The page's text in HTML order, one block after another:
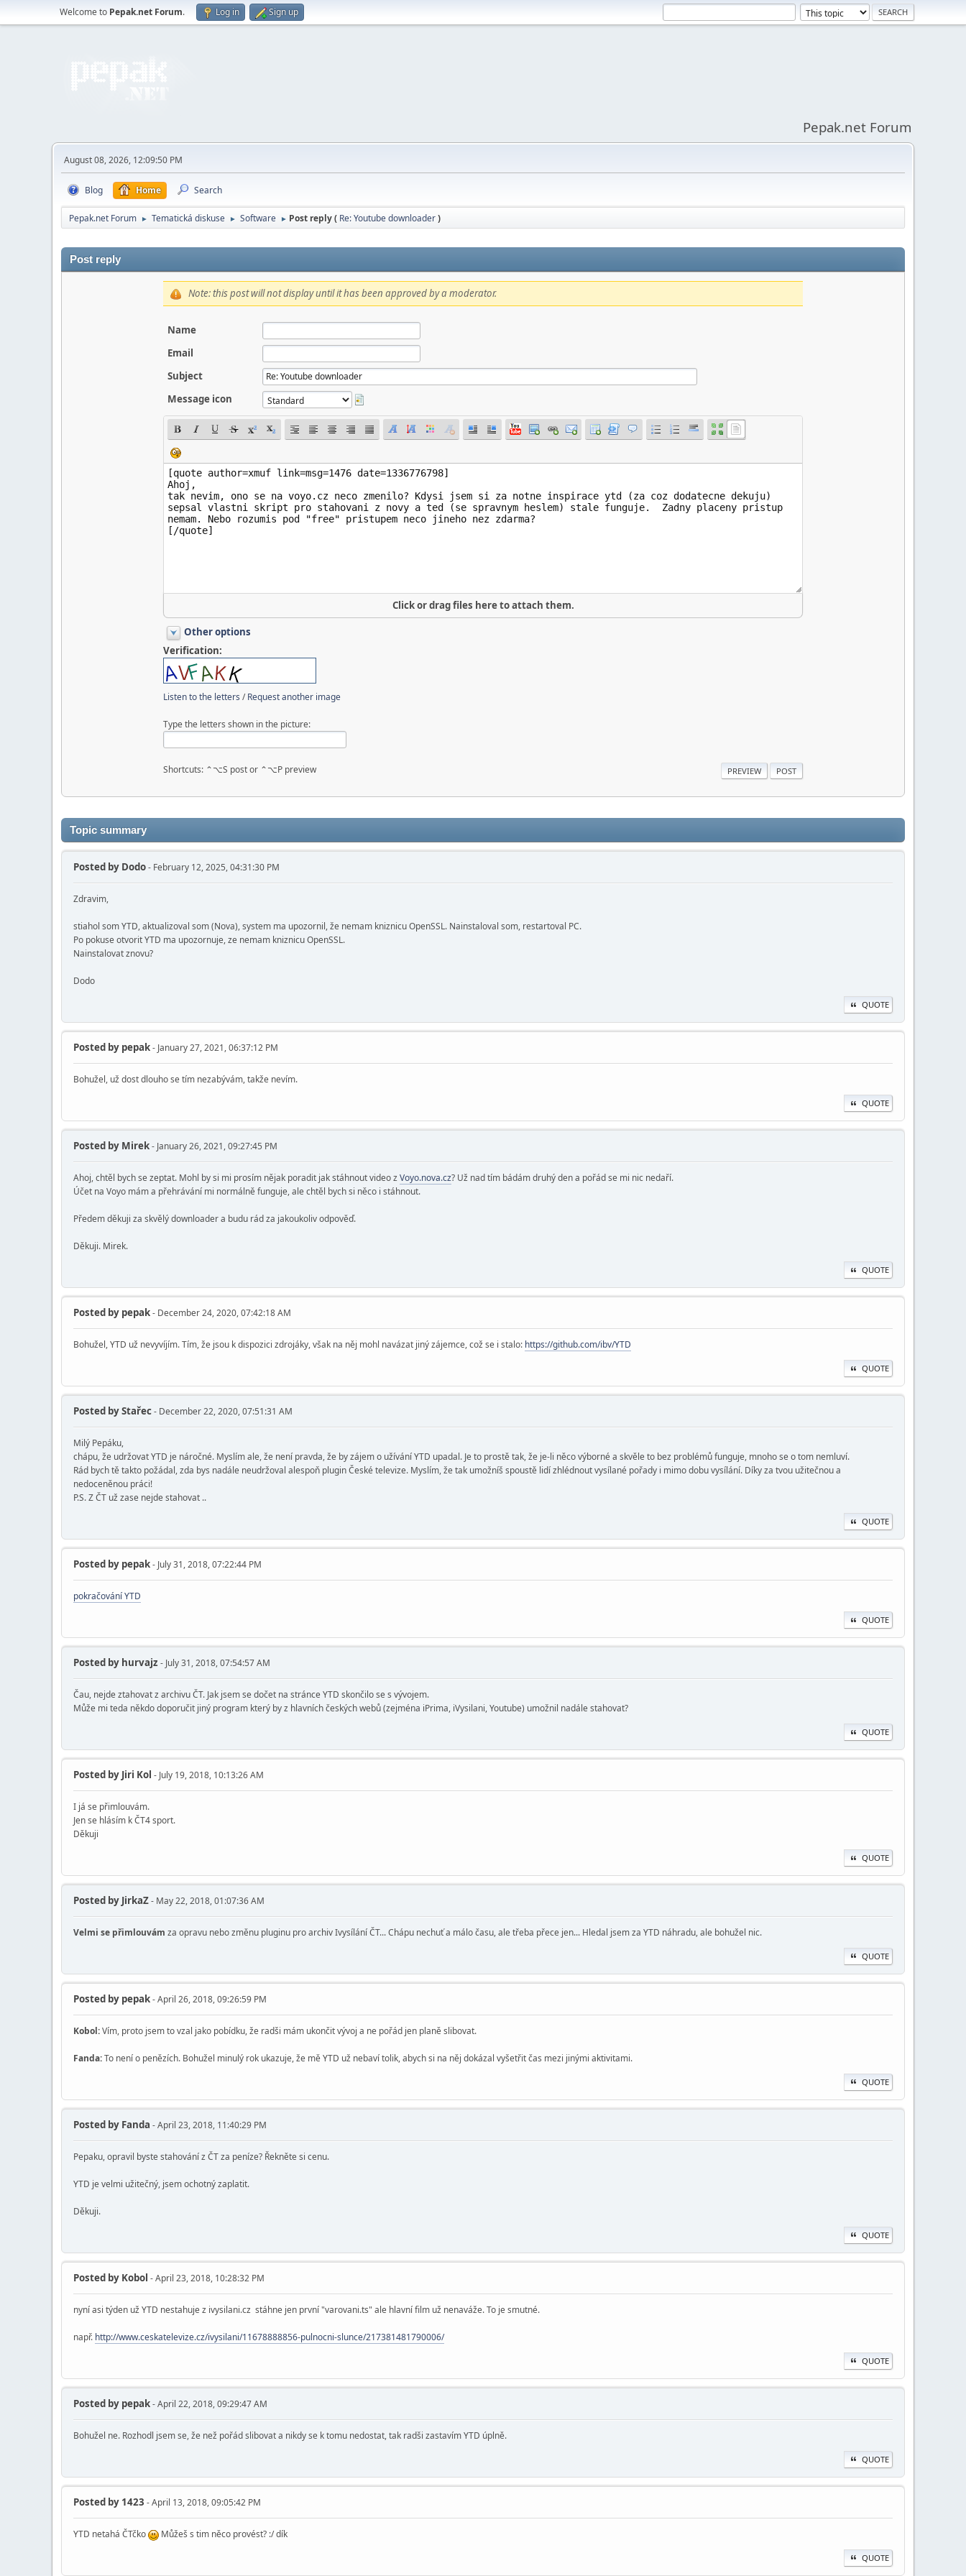
Welcome to Pepak.net Forum. Log in Sign up
Pepak.net Forum
August 08, 2026, 12:09:50 PM
Blog Home Search
Pepak.net Forum ► Tematická diskuse ► Software ► Post reply ( Re: Youtube downloader)
Post reply
Note: this post will not display until it has been approved by a moderator.
Name
Email
Subject
Message icon
Click or drag files here to attach them.
Other options
Verification:
Listen to the letters /Request another image
Type the letters shown in the picture:
Shortcuts: ⌃⌥S post or ⌃⌥P preview
Topic summary
Posted by Dodo- February 12, 2025, 04:31:30 PM
Zdravim,
stiahol som YTD, aktualizoval som (Nova), system ma upozornil, že nemam kniznicu OpenSSL. Nainstaloval som, restartoval PC.
Po pokuse otvorit YTD ma upozornuje, ze nemam kniznicu OpenSSL.
Nainstalovat znovu?
Dodo
QUOTE
Posted by pepak- January 27, 2021, 06:37:12 PM
Bohužel, už dost dlouho se tím nezabývám, takže nevím.
QUOTE
Posted by Mirek- January 26, 2021, 09:27:45 PM
Ahoj, chtěl bych se zeptat. Mohl by si mi prosím nějak poradit jak stáhnout video zVoyo.nova.cz? Už nad tím bádám druhý den a pořád se mi nic nedaří.
Účet na Voyo mám a přehrávání mi normálně funguje, ale chtěl bych si něco i stáhnout.
Předem děkuji za skvělý downloader a budu rád za jakoukoliv odpověď.
Děkuji. Mirek.
QUOTE
Posted by pepak- December 24, 2020, 07:42:18 AM
Bohužel, YTD už nevyvíjím. Tím, že jsou k dispozici zdrojáky, však na něj mohl navázat jiný zájemce, což se i stalo: https://github.com/ibv/YTD
QUOTE
Posted byStařec- December 22, 2020, 07:51:31 AM
Milý Pepáku,
chápu, že udržovat YTD je náročné. Myslím ale, že není pravda, že by zájem o užívání YTD upadal. Je to prostě tak, že je-li něco výborné a skvěle to bez problémů funguje, mnoho se o tom nemluví.
Rád bych tě takto požádal, zda bys nadále neudržoval alespoň plugin České televize. Myslím, že tak umožníš spoustě lidí zhlédnout vysílané pořady i mimo dobu vysílání. Díky za tvou užitečnou a
nedoceněnou práci!
P.S. Z ČT už zase nejde stahovat ..
QUOTE
Posted by pepak- July 31, 2018, 07:22:44 PM
pokračování YTD
QUOTE
Posted by hurvajz - July 31, 2018, 07:54:57 AM
Čau, nejde ztahovat z archivu ČT. Jak jsem se dočet na stránce YTD skončilo se s vývojem.
Může mi teda někdo doporučit jiný program který by z hlavních českých webů (zejména iPrima, iVysilani, Youtube) umožnil nadále stahovat?
QUOTE
Posted by Jiri Kol - July 19, 2018, 10:13:26 AM
I já se přimlouvám.
Jen se hlásím k ČT4 sport.
Děkuji
QUOTE
Posted by JirkaZ- May 22, 2018, 01:07:36 AM
Velmi se přimlouvám za opravu nebo změnu pluginu pro archiv Ivysílání ČT... Chápu nechuť a málo času, ale třeba přece jen... Hledal jsem za YTD náhradu, ale bohužel nic.
QUOTE
Posted by pepak- April 26, 2018, 09:26:59 PM
Kobol:Vím, proto jsem to vzal jako pobídku, že radši mám ukončit vývoj a ne pořád jen planě slibovat.
Fanda:To není o penězích. Bohužel minulý rok ukazuje, že mě YTD už nebaví tolik, abych si na něj dokázal vyšetřit čas mezi jinými aktivitami.
QUOTE
Posted by Fanda - April 23, 2018, 11:40:29 PM
Pepaku, opravil byste stahování z ČT za peníze? Řekněte si cenu.
YTD je velmi užitečný, jsem ochotný zaplatit.
Děkuji.
QUOTE
Posted by Kobol - April 23, 2018, 10:28:32 PM
nyní asi týden už YTD nestahuje z ivysilani.cz stáhne jen první "varovani.ts" ale hlavní film už nenaváže. To je smutné.
např. http://www.ceskatelevize.cz/ivysilani/11678888856-pulnocni-slunce/217381481790006/
QUOTE
Posted by pepak- April 22, 2018, 09:29:47 AM
Bohužel ne. Rozhodl jsem se, že než pořád slibovat a nikdy se k tomu nedostat, tak radši zastavím YTD úplně.
QUOTE
Posted by 1423 - April 13, 2018, 09:05:42 PM
YTD netahá ČTčko Můžeš s tim něco provést? :/ dík
QUOTE